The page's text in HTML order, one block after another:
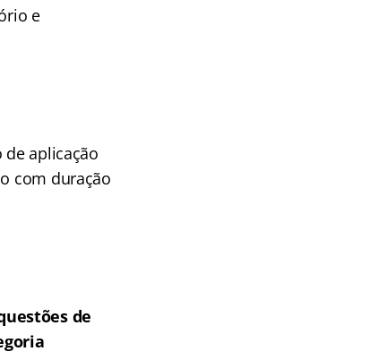
e
aplicação
com duração
de